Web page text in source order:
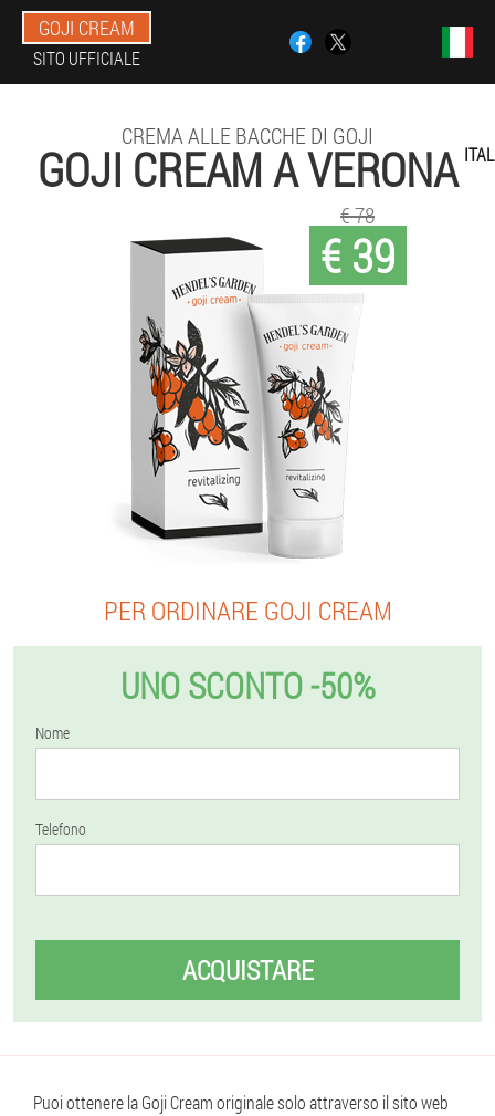
GOJI CREAM
SITO UFFICIALE
CREMA ALLE BACCHE DI GOJI
GOJI CREAM A VERONA
€ 39
€ 78
PER ORDINARE GOJI CREAM
UNO SCONTO -50%
Nome
Telefono
ACQUISTARE
Puoi ottenere la Goji Cream originale solo attraverso il sito web